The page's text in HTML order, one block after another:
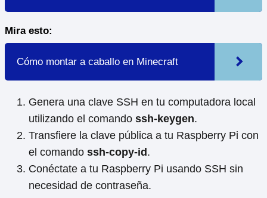
Mira esto:
Cómo montar a caballo en Minecraft
Genera una clave SSH en tu computadora local
utilizando el comando ssh-keygen.
Transfiere la clave pública a tu Raspberry Pi con
el comando ssh-copy-id .
Conéctate a tu Raspberry Pi usando SSH sin
necesidad de contraseña.